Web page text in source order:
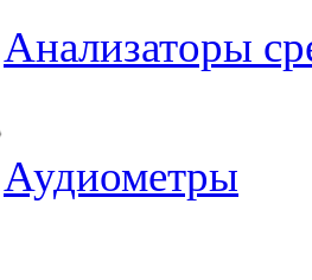
Анализаторы
Аудиометры